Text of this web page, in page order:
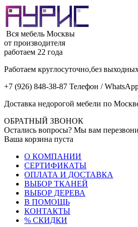
Вся мебель Москвы
от производителя
работаем 22 года
Работаем круглосуточно,без
+7 (926) 848-38-87 Телефон /
Доставка недорогой мебели по
ОБРАТНЫЙ ЗВОНОК
Остались вопросы? Мы вам
Ваша корзина пуста
О КОМПАНИИ
СЕРТИФИКАТЫ
ОПЛАТА И ДОСТАВКА
ВЫБОР ТКАНЕЙ
ВЫБОР ДЕРЕВА
В ПОМОЩЬ
КОНТАКТЫ
% СКИДКИ